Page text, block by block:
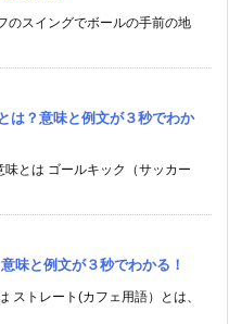
のスイングでボールの手前の地
は？意味と例文が３秒でわか
味とは ゴールキック（サッカー
味と例文が３秒でわかる！
ストレート(カフェ用語）とは、